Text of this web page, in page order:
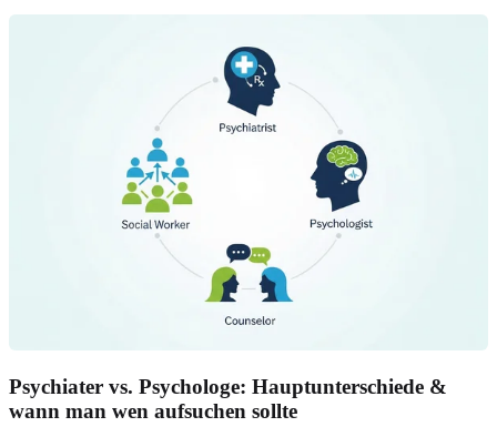
Psychiater vs. Psychologe: Hauptunterschiede &
wann man wen aufsuchen sollte